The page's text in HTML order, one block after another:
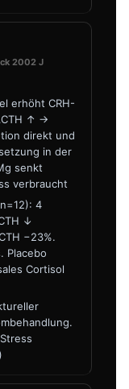
2002 J
erhöht CRH-
↑ →
direkt und
in der
senkt
verbraucht
4
↓
−23%.
Placebo
Cortisol